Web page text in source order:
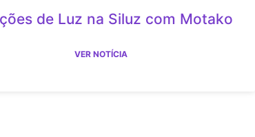
de Luz na Siluz com Motako
VER NOTÍCIA